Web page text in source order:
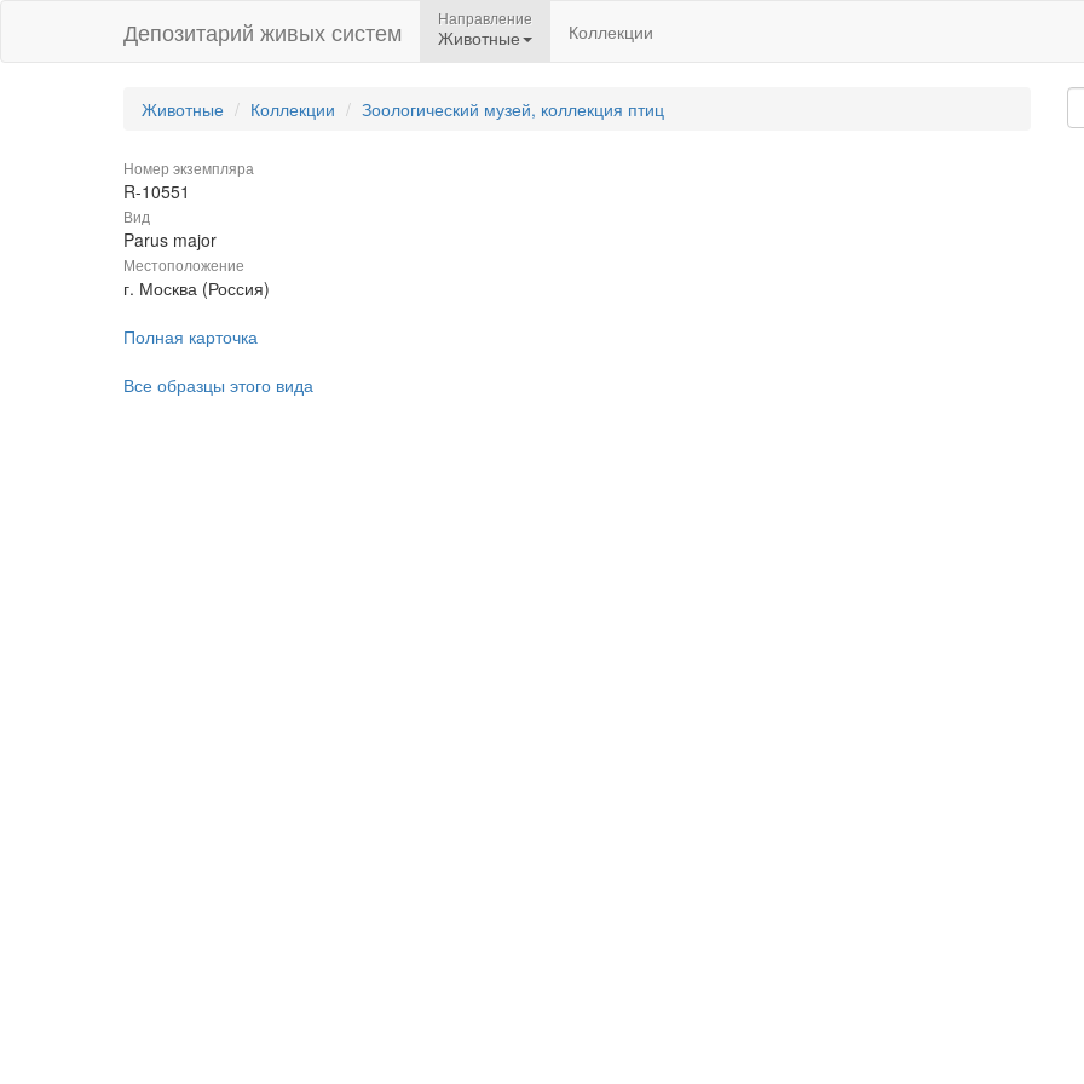
Депозитарий живых систем Направление
Животные Коллекции
Животные Коллекции Зоологический музей, коллекция птиц
Номер экземпляра
R-10551
Вид
Parus major
Местоположение
г. Москва (Россия)
Полная карточка
Все образцы этого вида